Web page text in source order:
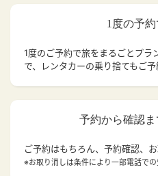
1度の予約
1度のご予約で旅をまるごとプラ
で、レンタカーの乗り捨てもご予
予約から確認
ご予約はもちろん、予約確認、お
※お取り消しは条件により一部電話で